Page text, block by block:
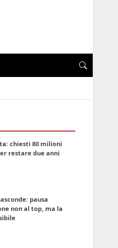
chiesti 80 milioni
restare due anni
pausa
non al top, ma la